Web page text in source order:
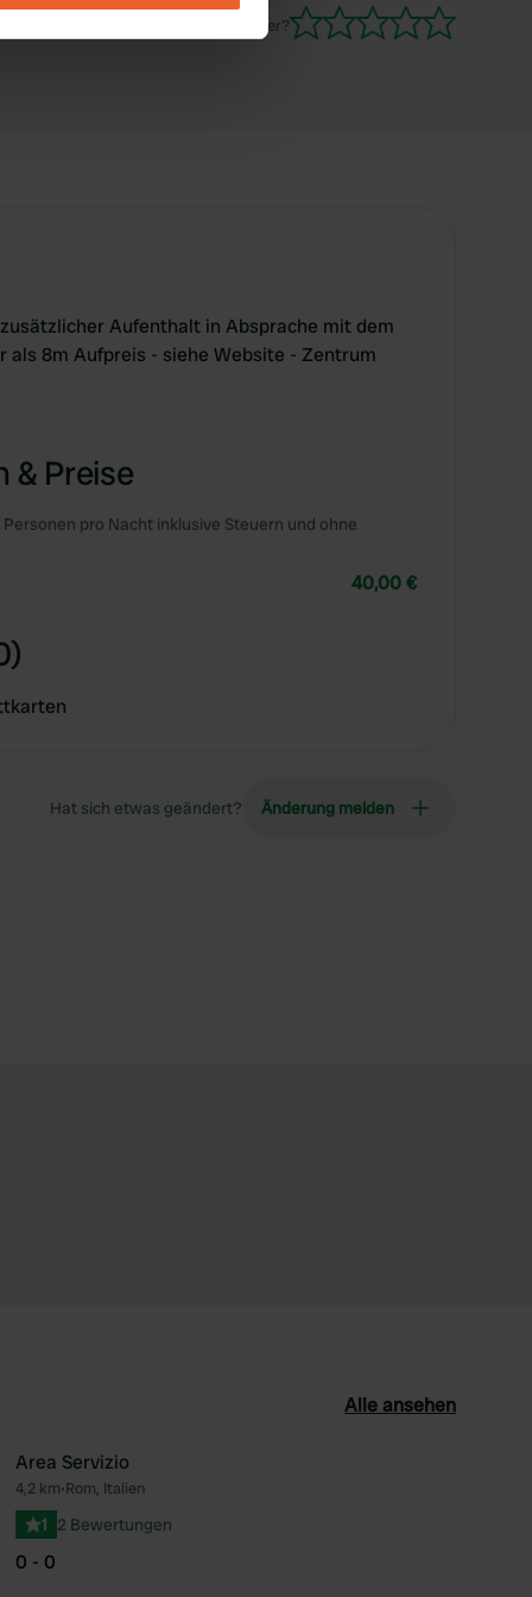
our traffic. We also share
übernachten!
Waren Sie schon einmal hier?
Aufenthalt in Absprache mit dem
als 8m Aufpreis - siehe Website - Zentrum
& Preise
pro Nacht inklusive Steuern und ohne
40,00 €
Hat sich etwas geändert? Änderung melden
Alle ansehen
Area Servizio
4,2 km•Rom, Italien
1 2 Bewertungen
0 - 0